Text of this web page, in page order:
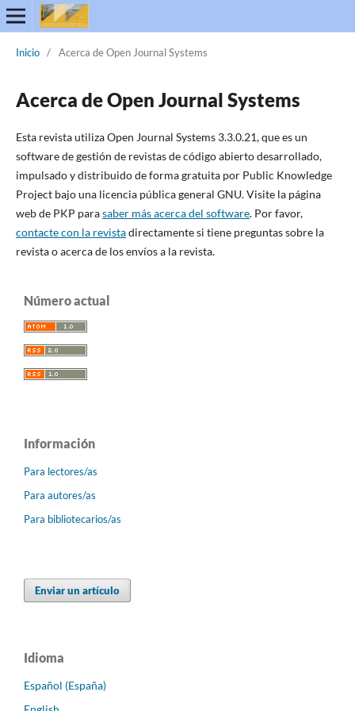
Inicio / Acerca de Open Journal Systems
Acerca de Open Journal Systems
Esta revista utiliza Open Journal Systems 3.3.0.21, que es un
software de gestión de revistas de código abierto desarrollado,
impulsado y distribuido de forma gratuita por Public Knowledge
Project bajo una licencia pública general GNU. Visite la página
web de PKP parasaber más acerca del software. Por favor,
contacte con la revistadirectamente si tiene preguntas sobre la
revista o acerca de los envíos a la revista.
Número actual
Información
Para lectores/as
Para autores/as
Para bibliotecarios/as
Enviar un artículo
Idioma
Español (España)